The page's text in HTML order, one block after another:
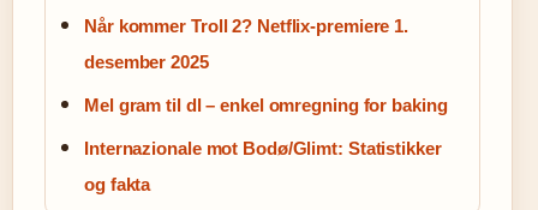
Når kommer Troll 2? Netflix-premiere 1.
desember 2025
Mel gram til dl – enkel omregning for baking
Internazionale mot Bodø/Glimt: Statistikker
og fakta